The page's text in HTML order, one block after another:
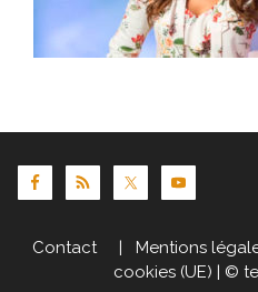
Contact| Mentions
cookies (UE) | ©